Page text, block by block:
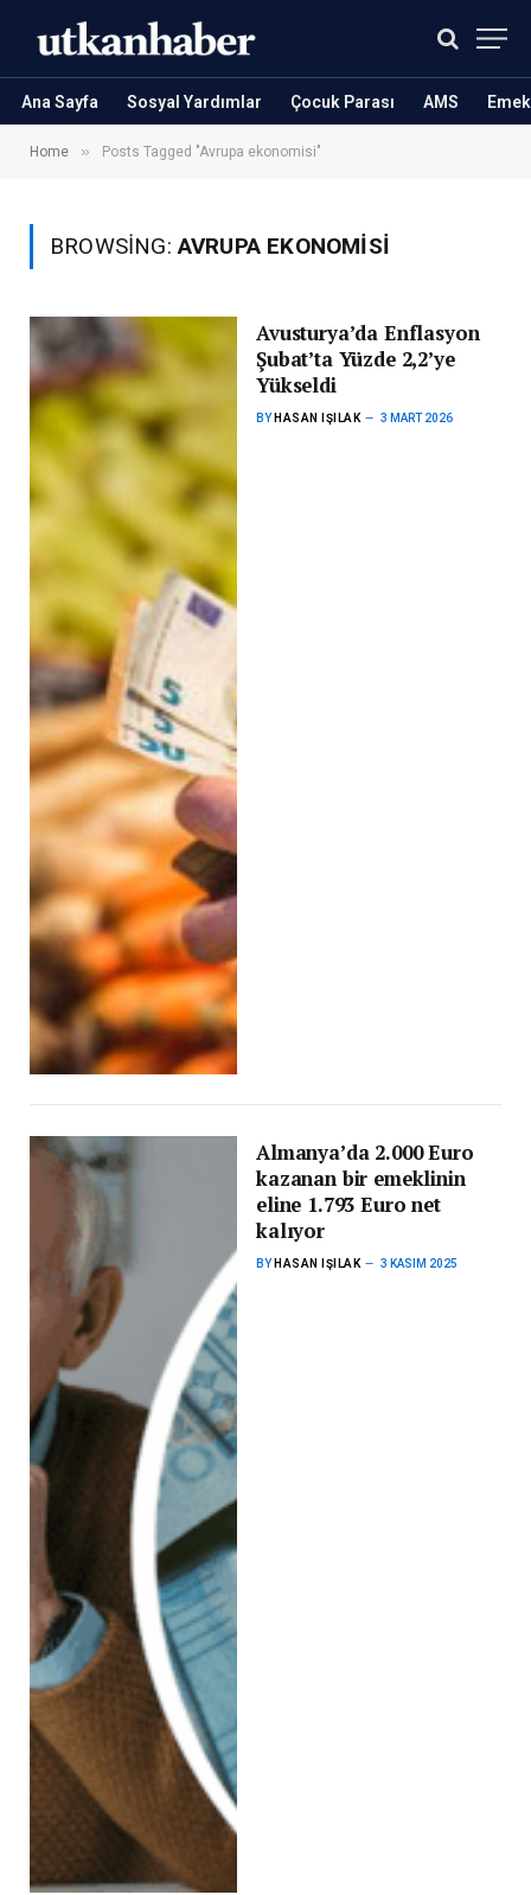
Ana Sayfa Sosyal Yardımlar Çocuk Parası AMS
Home » Posts Tagged "Avrupa ekonomisi"
BROWSING:AVRUPA EKONOMISI
Avusturya’da Enflasyon
Şubat’ta Yüzde 2,2’ye
Yükseldi
BY HASAN IŞILAK 3 MART 2026
Almanya’da 2.000 Euro
kazanan bir emeklinin
eline 1.793 Euro net
kalıyor
BY HASAN IŞILAK 3 KASIM 2025